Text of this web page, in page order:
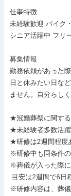
仕事特徴
未経験歓迎 バイク
シニア活躍中 フリ
募集情報
勤務依頼があった
日と休みたい日な
ません。自分らし
★冠婚葬祭に関する
★未経験者多数活
★研修は2週間程度
※研修中も同条件
※葬儀が入った際に
※研修内容は、葬儀